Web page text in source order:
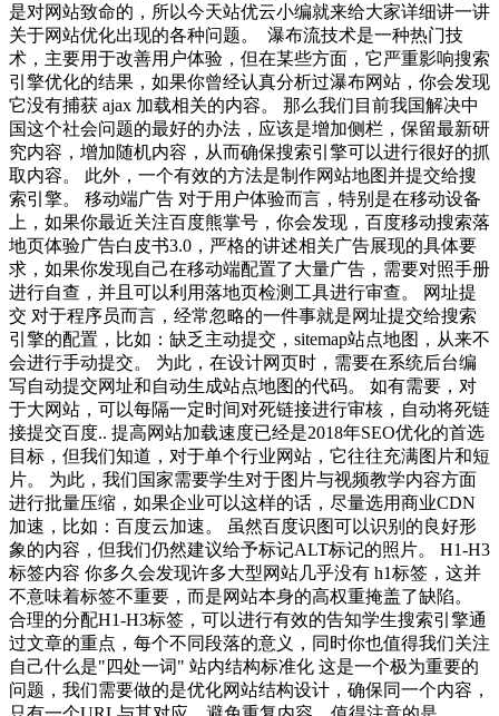
是对网站致命的，所以今天站优云小编就来给大家详细讲一讲
关于网站优化出现的各种问题。
瀑布流技术是一种热门技
术，主要用于改善用户体验，但在某些方面，它严重影响搜索
引擎优化的结果，如果你曾经认真分析过瀑布网站，你会发现
它没有捕获 ajax 加载相关的内容。 那么我们目前我国解决中
国这个社会问题的最好的办法，应该是增加侧栏，保留最新研
究内容，增加随机内容，从而确保搜索引擎可以进行很好的抓
取内容。 此外，一个有效的方法是制作网站地图并提交给搜
索引擎。 移动端广告 对于用户体验而言，特别是在移动设备
上，如果你最近关注百度熊掌号，你会发现，百度移动搜索落
地页体验广告白皮书3.0，严格的讲述相关广告展现的具体要
求，如果你发现自己在移动端配置了大量广告，需要对照手册
进行自查，并且可以利用落地页检测工具进行审查。 网址提
交 对于程序员而言，经常忽略的一件事就是网址提交给搜索
引擎的配置，比如：缺乏主动提交，sitemap站点地图，从来不
会进行手动提交。 为此，在设计网页时，需要在系统后台编
写自动提交网址和自动生成站点地图的代码。 如有需要，对
于大网站，可以每隔一定时间对死链接进行审核，自动将死链
接提交百度.. 提高网站加载速度已经是2018年SEO优化的首选
目标，但我们知道，对于单个行业网站，它往往充满图片和短
片。 为此，我们国家需要学生对于图片与视频教学内容方面
进行批量压缩，如果企业可以这样的话，尽量选用商业CDN
加速，比如：百度云加速。 虽然百度识图可以识别的良好形
象的内容，但我们仍然建议给予标记ALT标记的照片。 H1-H3
标签内容 你多久会发现许多大型网站几乎没有 h1标签，这并
不意味着标签不重要，而是网站本身的高权重掩盖了缺陷。
合理的分配H1-H3标签，可以进行有效的告知学生搜索引擎通
过文章的重点，每个不同段落的意义，同时你也值得我们关注
自己什么是"四处一词" 站内结构标准化 这是一个极为重要的
问题，我们需要做的是优化网站结构设计，确保同一个内容，